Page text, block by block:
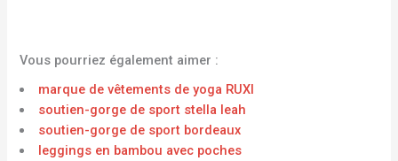
Vous pourriez également aimer :
marque de vêtements de yoga RUXI
soutien-gorge de sport stella leah
soutien-gorge de sport bordeaux
leggings en bambou avec poches